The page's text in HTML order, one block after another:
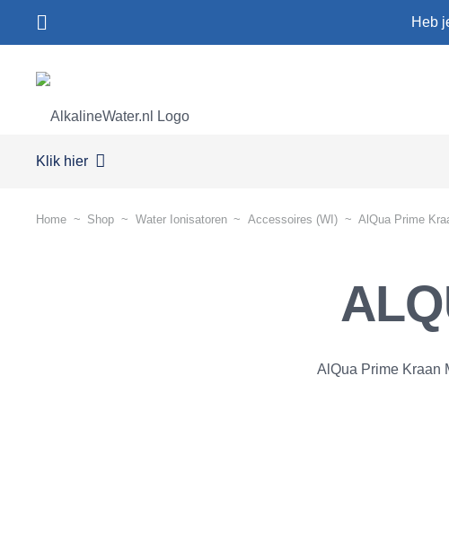
Heb
Klik hier
Home ~ Shop ~ Water Ionisatoren ~ Accessoires (WI) ~ AlQua Prime
AlQua Prime Kraan